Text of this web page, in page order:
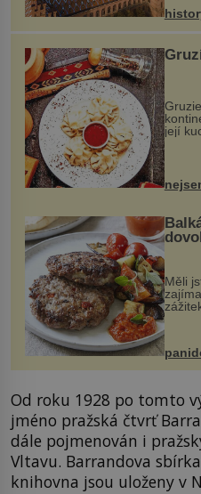
její
Měli
Od roku 1928 po tomto
jméno pražská čtvrť
dále pojmenován i
Vltavu. Barrandova
knihovna jsou uloženy v